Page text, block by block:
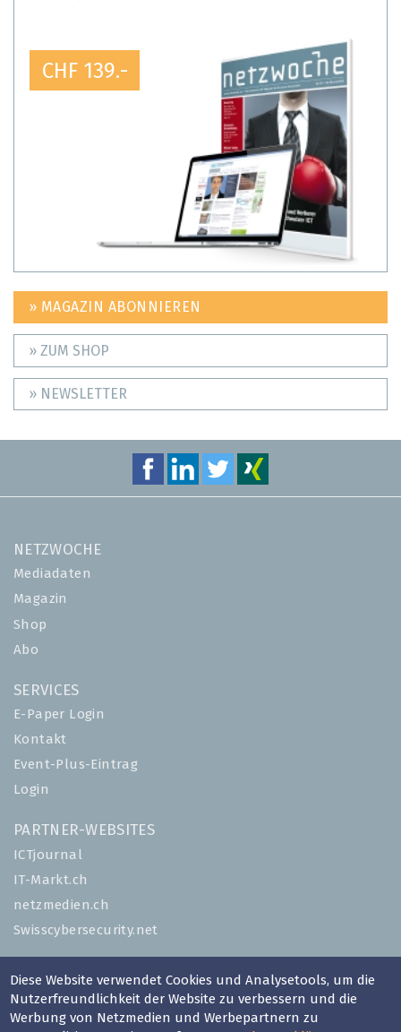
CHF 139.-
» MAGAZIN ABONNIEREN
» ZUM SHOP
» NEWSLETTER
NETZWOCHE
Mediadaten
Magazin
Shop
Abo
SERVICES
E-Paper Login
Kontakt
Event-Plus-Eintrag
Login
PARTNER-WEBSITES
ICTjournal
IT-Markt.ch
netzmedien.ch
Swisscybersecurity.net
© NETZMEDIEN AG 2026
Impressum
AGB
Diese Website verwendet Cookies und Analysetools, um die
Nutzerfreundlichkeit der Website zu verbessern und die
Werbung von Netzmedien und Werbepartnern zu